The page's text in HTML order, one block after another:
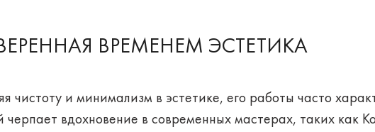
ВРЕМЕНЕМ ЭСТЕТИКА
чистоту и минимализм в эстетике, его работы часто
черпает вдохновение в современных мастерах, таких как